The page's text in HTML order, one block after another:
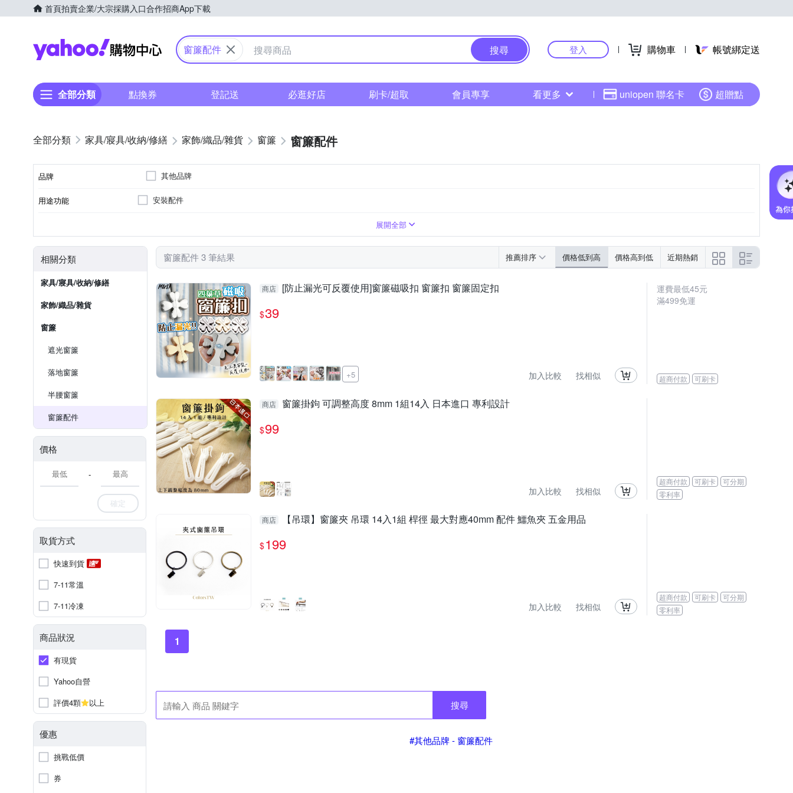
首頁拍賣企業/大宗採購入口合作招商App下載
Yahoo購物中心
窗簾配件 搜尋 登入 購物車 帳號綁定送
全部分類 點換券 登記送 必逛好店 刷卡/超取 會員專享 看更多 uniopen 聯名卡 超贈點
家具/寢具/收納/修繕 家飾/織品/雜貨 窗簾 窗簾配件
品牌 其他品牌
用途功能 安裝配件
展開全部
相關分類
家具/寢具/收納/修繕
家飾/織品/雜貨
窗簾
遮光窗簾
落地窗簾
半腰窗簾
窗簾配件
價格
-
確定
取貨方式
快速到貨
7-11常溫
7-11冷凍
商品狀況
有現貨
Yahoo自營
評價4顆
以上
優惠
挑戰低價
券
窗簾配件 3 筆結果 推薦排序 價格低到高 價格高到低 近期熱銷
商店 [防止漏光可反覆使用]窗簾磁吸扣 窗簾扣 窗簾固定扣
$39
+5 加入比較 找相似
運費最低45元
滿499免運
超商付款 可刷卡
商店 窗簾掛鉤 可調整高度 8mm 1組14入 日本進口 專利設計
$99
加入比較 找相似
超商付款 可刷卡
可分期
零利率
商店 【吊環】窗簾夾 吊環 14入1組 桿徑 最大對應40mm 配件 鱷魚夾 五金用品
$199
加入比較 找相似
超商付款 可刷卡
可分期
零利率
1
搜尋
#其他品牌 - 窗簾配件